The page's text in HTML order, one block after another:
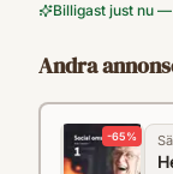
är:•
modernt
eleverna
Billigast just nu
Andra
-65%